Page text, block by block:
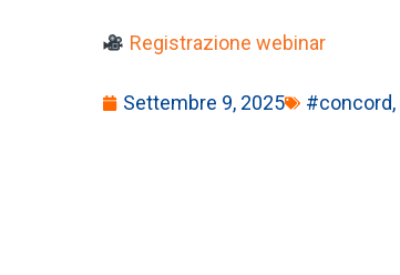
Registrazione webinar
Settembre 9, 2025 #concord,